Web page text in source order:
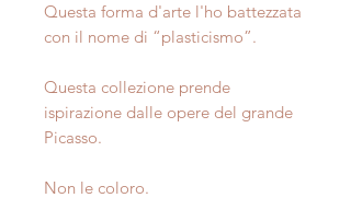
Questa forma d'arte l'ho battezzata
con il nome di “plasticismo”.
Questa collezione prende
ispirazione dalle opere del grande
Picasso.
Non le coloro.